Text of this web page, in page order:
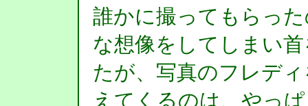
誰かに撮ってもらっ
な想像をしてしまい
たが、写真のフレデ
えてくるのは、やっ